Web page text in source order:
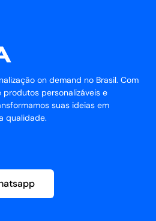
on demand no Brasil. Com
personalizáveis e
suas ideias em
qualidade.